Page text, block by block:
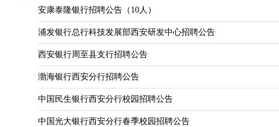
安康泰隆银行招聘公告（10人）
浦发银行总行科技发展部西安研发中心招聘公告
西安银行周至县支行招聘公告
渤海银行西安分行招聘公告
中国民生银行西安分行校园招聘公告
中国光大银行西安分行春季校园招聘公告